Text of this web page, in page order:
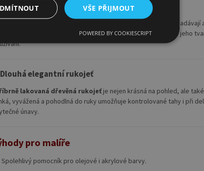
Pevné bezešvé kování
zajišťují, že štětiny pevně drží a nevypadávají
Tato konstrukce prodlužuje životnost štětce a zachovává jeho
elegantní rukojeť
lakovaná dřevěná rukojeť je nejen krásná na pohled, ale
vyvážená a pohodlná do ruky umožňuje kontrolované tahy i při
únavy.
pro malíře
Spolehlivý pomocník pro olejové i akrylové barvy.
VŠE PŘIJMOUT
POWERED BY COOKIESCRIPT